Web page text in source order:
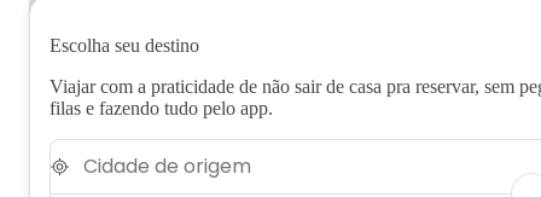
Escolha seu destino
Viajar com a praticidade de não sair de casa pra reservar, sem
filas e fazendo tudo pelo app.